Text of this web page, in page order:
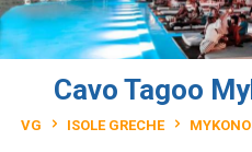
Cavo Tagoo
VG ISOLE GRECHE